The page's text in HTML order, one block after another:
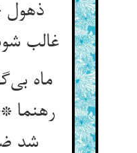
ذهول
ماه
رهنما
شد